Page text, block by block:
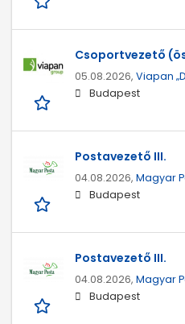
Csoportvezető
05.08.2026, Viapan
Budapest
Postavezető III.
04.08.2026, Magyar
Budapest
Postavezető III.
04.08.2026, Magyar
Budapest